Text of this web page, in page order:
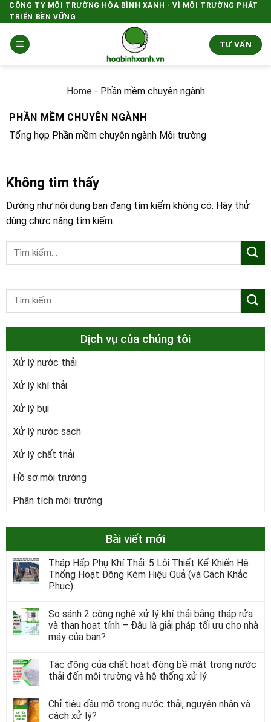
Skip
to
content
CÔNG TY MÔI TRƯỜNG HÒA BÌNH XANH - VÌ MÔI TRƯỜNG PHÁT
TRIỂN BỀN VỮNG
TƯ VẤN
Home- Phần mềm chuyên ngành
PHẦN MỀM CHUYÊN NGÀNH
Tổng hợp Phần mềm chuyên ngành Môi trường
Không tìm thấy
Dường như nội dung bạn đang tìm kiếm không có. Hãy thử
dùng chức năng tìm kiếm.
Dịch vụ của chúng tôi
Xử lý nước thải
Xử lý khí thải
Xử lý bụi
Xử lý nước sạch
Xử lý chất thải
Hồ sơ môi trường
Phân tích môi trường
Bài viết mới
Tháp Hấp Phụ Khí Thải: 5 Lỗi Thiết Kế Khiến Hệ
Thống Hoạt Động Kém Hiệu Quả (và Cách Khắc
Phục)
So sánh 2 công nghệ xử lý khí thải bằng tháp rửa
và than hoạt tính – Đâu là giải pháp tối ưu cho nhà
máy của bạn?
Tác động của chất hoạt động bề mặt trong nước
thải đến môi trường và hệ thống xử lý
Chỉ tiêu dầu mỡ trong nước thải, nguyên nhân và
cách xử lý?